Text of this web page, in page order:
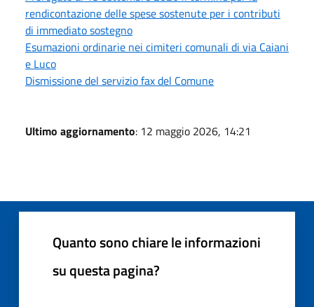
rendicontazione delle spese sostenute per i contributi
di immediato sostegno
Esumazioni ordinarie nei cimiteri comunali di via Caiani
e Luco
Dismissione del servizio fax del Comune
Ultimo aggiornamento: 12 maggio 2026, 14:21
Quanto sono chiare le informazioni
su questa pagina?